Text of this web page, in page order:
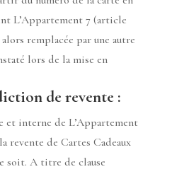
L’Appartement 7 (article
remplacée par une autre
lors de la mise en
de revente :
et interne de L’Appartement
de Cartes Cadeaux
soit. A titre de clause